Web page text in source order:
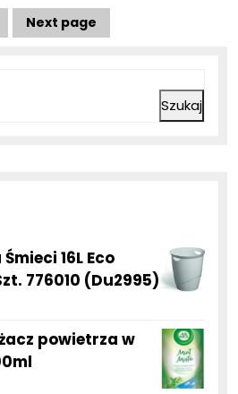
Next page
Szukaj
16L Eco
776010 (Du2995)
powietrza w